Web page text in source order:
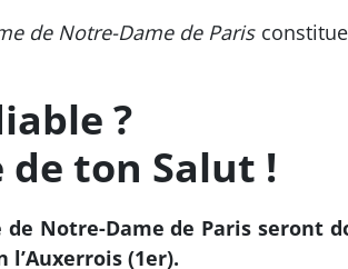
de Notre-Dame de Paris
?
de ton Salut !
de Notre-Dame de Paris
(1er).